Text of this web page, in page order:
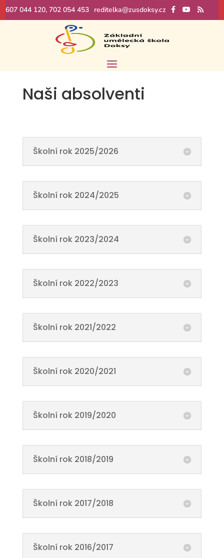
607 044 120, 702 054 453 reditelka@zusdoksy.cz
Naši absolventi
Školní rok 2025/2026
Školní rok 2024/2025
Školní rok 2023/2024
Školní rok 2022/2023
Školní rok 2021/2022
Školní rok 2020/2021
Školní rok 2019/2020
Školní rok 2018/2019
Školní rok 2017/2018
Školní rok 2016/2017